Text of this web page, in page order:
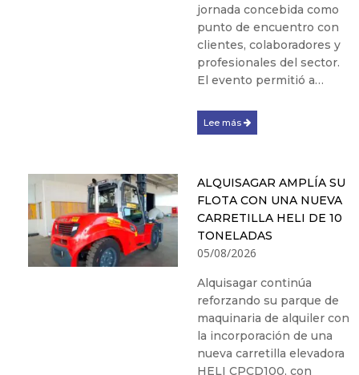
jornada concebida como
punto de encuentro con
clientes, colaboradores y
profesionales del sector.
El evento permitió a…
Lee más
ALQUISAGAR AMPLÍA SU
FLOTA CON UNA NUEVA
CARRETILLA HELI DE 10
TONELADAS
05/08/2026
Alquisagar continúa
reforzando su parque de
maquinaria de alquiler con
la incorporación de una
nueva carretilla elevadora
HELI CPCD100, con